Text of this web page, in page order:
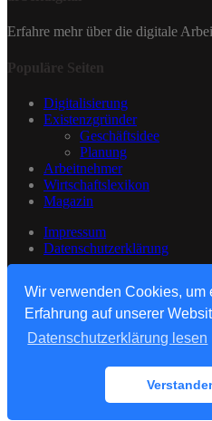
Wir verwenden Cookies, um
Erfahrung auf unserer
Datenschutzerklärung lesen
Erfahre mehr über die digitale
Populäre Seiten
Digitalisierung
Existenzgründer
Geschäftsidee
Planung
Arbeitnehmer
Wirtschaftslexikon
Magazin
Impressum
Datenschutzerklärung